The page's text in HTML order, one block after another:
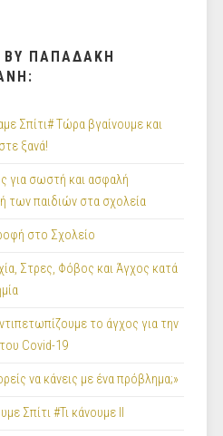
BY ΠΑΠΑΔΑΚΗ
Σπίτι# Τώρα βγαίνουμε και
ξανά!
για σωστή και ασφαλή
των παιδιών στα σχολεία
στο Σχολείο
Στρες, Φόβος και Άγχος κατά
το άγχος για την
Covid-19
να κάνεις με ένα πρόβλημα;»
Σπίτι #Τι κάνουμε ΙΙ